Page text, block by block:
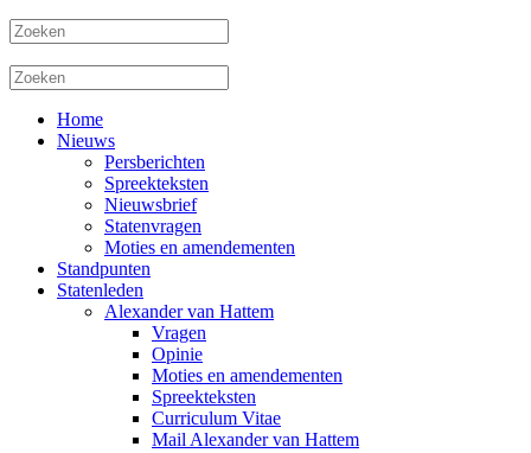
Home
Nieuws
Persberichten
Spreekteksten
Nieuwsbrief
Statenvragen
Moties en amendementen
Standpunten
Statenleden
Alexander van Hattem
Vragen
Opinie
Moties en amendementen
Spreekteksten
Curriculum Vitae
Mail Alexander van Hattem